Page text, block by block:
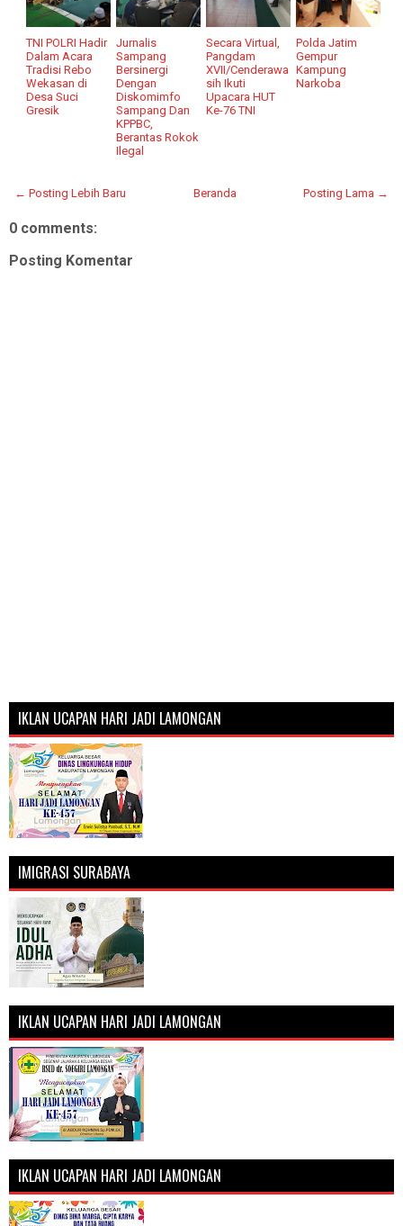
TNI POLRI Hadir
Dalam Acara
Tradisi Rebo
Wekasan di
Desa Suci
Gresik
Jurnalis
Sampang
Bersinergi
Dengan
Diskomimfo
Sampang Dan
KPPBC,
Berantas Rokok
Ilegal
Secara Virtual,
Pangdam
XVII/Cenderawa
sih Ikuti
Upacara HUT
Ke-76 TNI
Polda Jatim
Gempur
Kampung
Narkoba
← Posting Lebih Baru Posting Lama →
Beranda
0 comments:
Posting Komentar
IKLAN UCAPAN HARI JADI LAMONGAN
IMIGRASI SURABAYA
IKLAN UCAPAN HARI JADI LAMONGAN
IKLAN UCAPAN HARI JADI LAMONGAN